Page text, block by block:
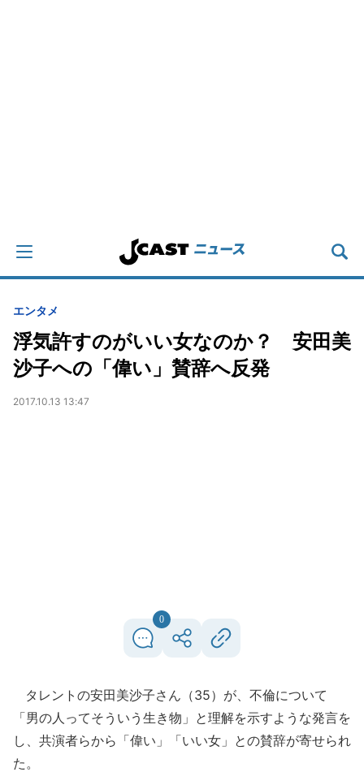
エンタメ
浮気許すのがいい女なのか？ 安田美
沙子への「偉い」賛辞へ反発
2017.10.13 13:47
0
タレントの安田美沙子さん（35）が、不倫について
「男の人ってそういう生き物」と理解を示すような発言を
し、共演者らから「偉い」「いい女」との賛辞が寄せられ
た。